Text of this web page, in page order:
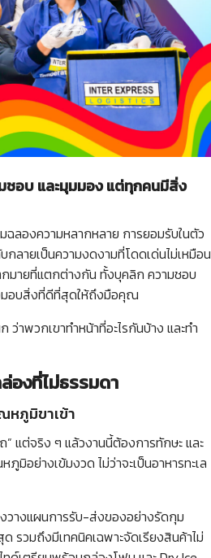
อบ และมุมมอง แต่ทุกคนมีสิ่ง
ลองความหลากหลาย การยอมรับในตัว
ายเป็นความงดงามที่โดดเด่นไม่เหมือน
มายที่แตกต่างกัน ทั้งบุคลิก ความชอบ
มอบสิ่งที่ดีที่สุดให้ถึงมือคุณ
าพวกเขาทำหน้าที่อะไรกันบ้าง และทำ
องที่ไม่ธรรมดา
หภูมิขาเข้า
แต่จริง ๆ แล้วงานนี้ต้องการทักษะ และ
อย่างเข้มงวด ไม่ว่าจะเป็นอาหารทะเล
วางแผนการรับ-ส่งของอย่างรัดกุม
วมถึงมีเทคนิคเฉพาะจัดเรียงสินค้าไม่